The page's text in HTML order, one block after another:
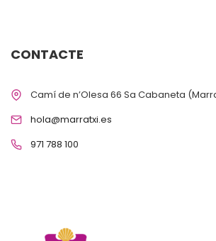
CONTACTE
Camí de n’Olesa 66 Sa Cabaneta
hola@marratxi.es
971 788 100